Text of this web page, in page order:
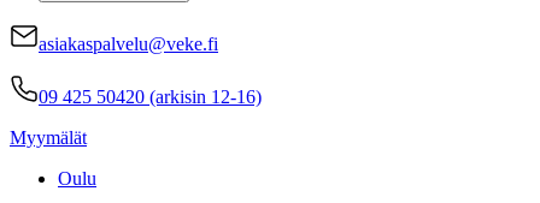
asiakaspalvelu@veke.fi
09 425 50420 (arkisin 12-16)
Myymälät
Oulu